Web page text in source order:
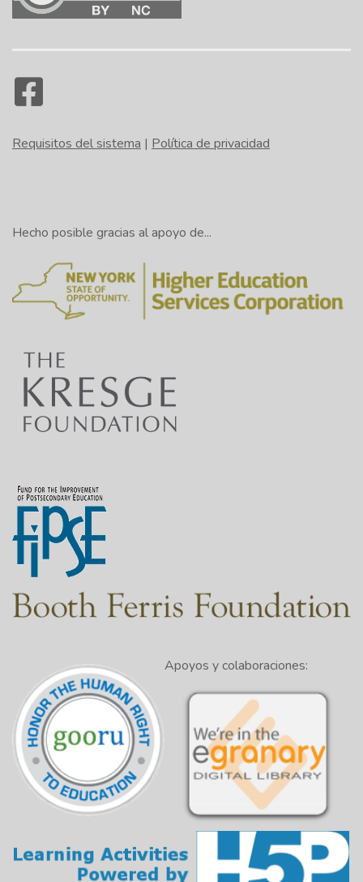
Requisitos del sistema | Política de privacidad
Hecho posible gracias al apoyo de...
Apoyos y colaboraciones: